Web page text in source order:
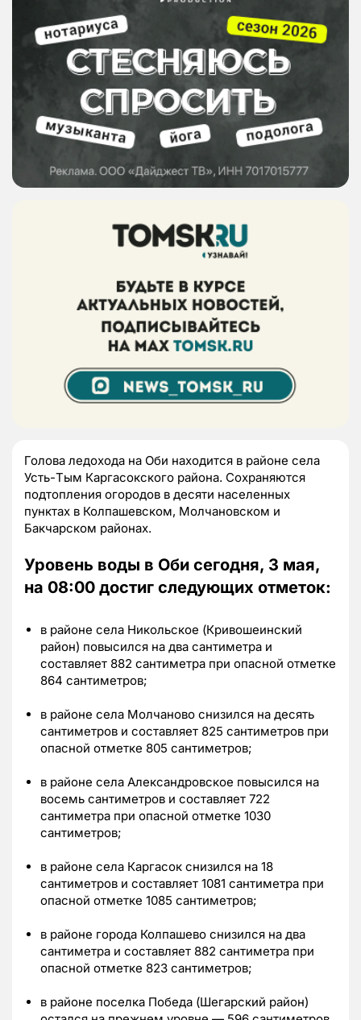
Голова ледохода на Оби находится в районе села
Усть-Тым Каргасокского района. Сохраняются
подтопления огородов в десяти населенных
пунктах в Колпашевском, Молчановском и
Бакчарском районах.
Уровень воды в Оби сегодня, 3 мая,
на 08:00 достиг следующих отметок:
в районе села Никольское (Кривошеинский
район) повысился на два сантиметра и
составляет 882 сантиметра при опасной отметке
864 сантиметров;
в районе села Молчаново снизился на десять
сантиметров и составляет 825 сантиметров при
опасной отметке 805 сантиметров;
в районе села Александровское повысился на
восемь сантиметров и составляет 722
сантиметра при опасной отметке 1030
сантиметров;
в районе села Каргасок снизился на 18
сантиметров и составляет 1081 сантиметра при
опасной отметке 1085 сантиметров;
в районе города Колпашево снизился на два
сантиметра и составляет 882 сантиметра при
опасной отметке 823 сантиметров;
в районе поселка Победа (Шегарский район)